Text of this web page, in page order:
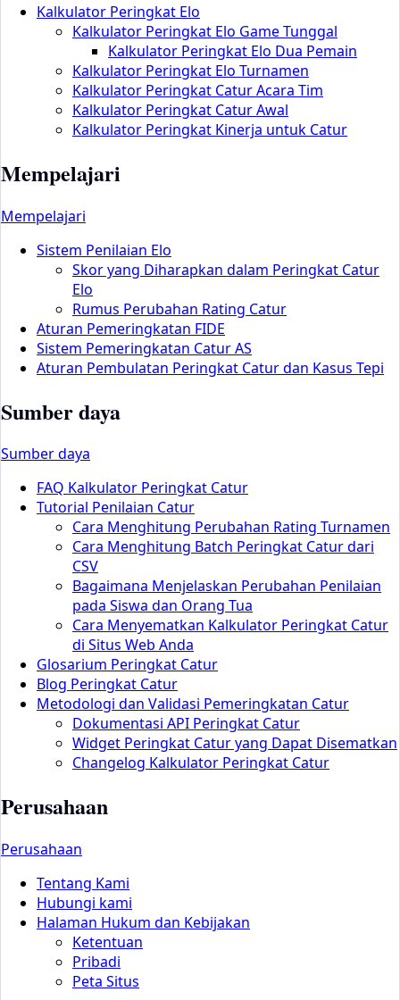
Kalkulator Peringkat Elo
Kalkulator Peringkat Elo Game Tunggal
Kalkulator Peringkat Elo Dua Pemain
Kalkulator Peringkat Elo Turnamen
Kalkulator Peringkat Catur Acara Tim
Kalkulator Peringkat Catur Awal
Kalkulator Peringkat Kinerja untuk Catur
Mempelajari
Mempelajari
Sistem Penilaian Elo
Skor yang Diharapkan dalam Peringkat Catur
Elo
Rumus Perubahan Rating Catur
Aturan Pemeringkatan FIDE
Sistem Pemeringkatan Catur AS
Aturan Pembulatan Peringkat Catur dan Kasus Tepi
Sumber daya
Sumber daya
FAQ Kalkulator Peringkat Catur
Tutorial Penilaian Catur
Cara Menghitung Perubahan Rating Turnamen
Cara Menghitung Batch Peringkat Catur dari
CSV
Bagaimana Menjelaskan Perubahan Penilaian
pada Siswa dan Orang Tua
Cara Menyematkan Kalkulator Peringkat Catur
di Situs Web Anda
Glosarium Peringkat Catur
Blog Peringkat Catur
Metodologi dan Validasi Pemeringkatan Catur
Dokumentasi API Peringkat Catur
Widget Peringkat Catur yang Dapat Disematkan
Changelog Kalkulator Peringkat Catur
Perusahaan
Perusahaan
Tentang Kami
Hubungi kami
Halaman Hukum dan Kebijakan
Ketentuan
Pribadi
Peta Situs